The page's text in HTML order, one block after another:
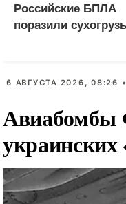
Российские БПЛА
поразили
6 АВГУСТА 2026, 08:26 •
Авиабомбы